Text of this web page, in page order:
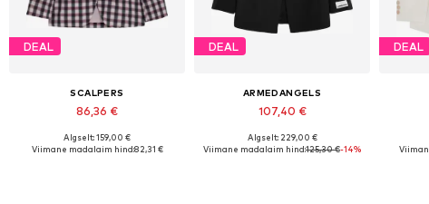
DEAL
SCALPERS
86,36 €
Algselt: 159,00 €
Viimane madalaim hind:82,31 €
DEAL
ARMEDANGELS
107,40 €
Saadaolevad suurused: 34, 36, 38, 40
Algselt: 229,00 €
Viimane madalaim hind:125,30 €-14%
DEAL